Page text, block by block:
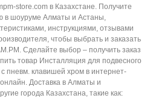
store.com в Казахстане. Получите
в шоуруме Алматы и Астаны,
инструкциями, отзывами
чтобы выбрать и заказать
Сделайте выбор – получить заказ
товар Инсталляция для подвесного
пневм. клавишей хром в интернет-
Доставка в Алматы и
города Казахстана, такие как: